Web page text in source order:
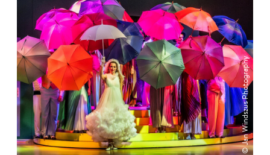
© Jan Windszus Photography